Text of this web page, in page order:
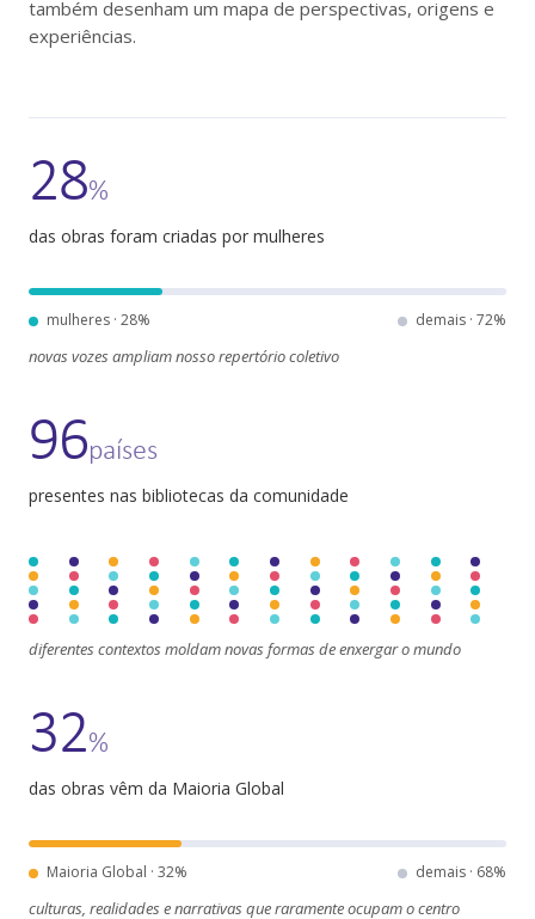
também desenham um mapa de perspectivas, origens e
experiências.
28%
das obras foram criadas por mulheres
mulheres · 28% demais · 72%
novas vozes ampliam nosso repertório coletivo
96países
presentes nas bibliotecas da comunidade
diferentes contextos moldam novas formas de enxergar o mundo
32%
das obras vêm da Maioria Global
Maioria Global · 32% demais · 68%
culturas, realidades e narrativas que raramente ocupam o centro